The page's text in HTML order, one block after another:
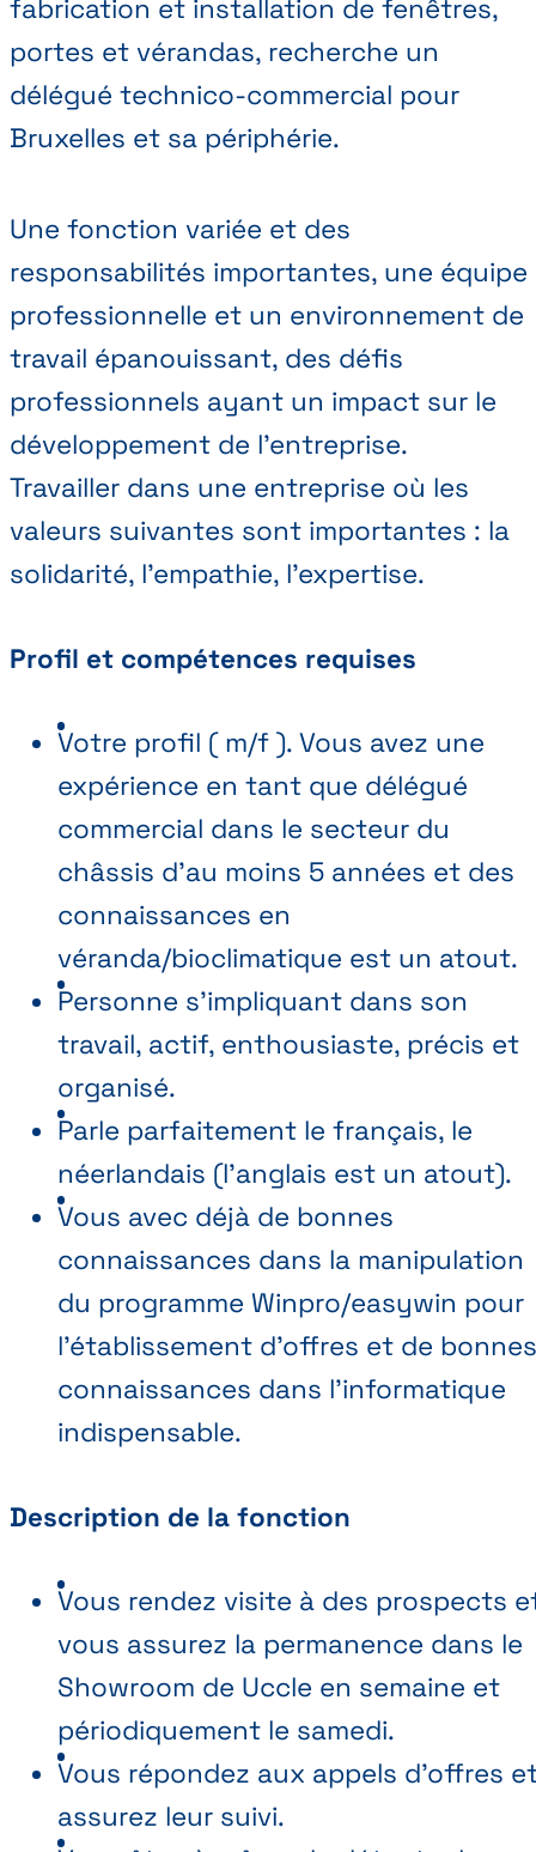
fabrication et installation de fenêtres,
portes et vérandas, recherche un
délégué technico-commercial pour
Bruxelles et sa périphérie.
Une fonction variée et des
responsabilités importantes, une équipe
professionnelle et un environnement de
travail épanouissant, des défis
professionnels ayant un impact sur le
développement de l’entreprise.
Travailler dans une entreprise où les
valeurs suivantes sont importantes : la
solidarité, l’empathie, l’expertise.
Profil et compétences requises
Votre profil ( m/f ). Vous avez une
expérience en tant que délégué
commercial dans le secteur du
châssis d’au moins 5 années et des
connaissances en
véranda/bioclimatique est un atout.
Personne s’impliquant dans son
travail, actif, enthousiaste, précis et
organisé.
Parle parfaitement le français, le
néerlandais (l'anglais est un atout).
Vous avec déjà de bonnes
connaissances dans la manipulation
du programme Winpro/easywin pour
l'établissement d’offres et de bonnes
connaissances dans l’informatique
indispensable.
Description de la fonction
Vous rendez visite à des prospects
vous assurez la permanence dans le
Showroom de Uccle en semaine et
périodiquement le samedi.
Vous répondez aux appels d'offres
assurez leur suivi.